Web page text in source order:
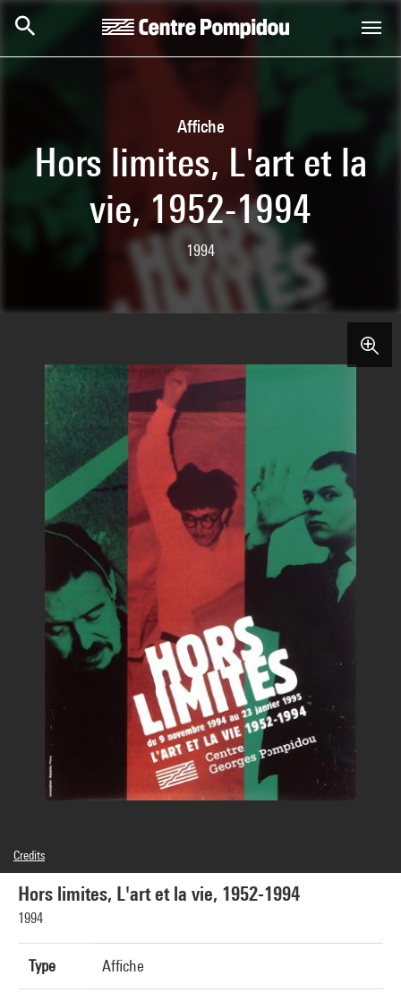
Affiche
Hors limites, L'art et la
vie, 1952-1994
1994
Hors limites, L'art et la vie, 1952-1994
1994
Type Affiche
Credits
© Centre Pompidou, 1994 ; Œuvre reproduite : Saburo Murakami, Performance de l'artiste
traversant des cadres de papier tendus, 1955 ; Conception graphique: Atalante Paris